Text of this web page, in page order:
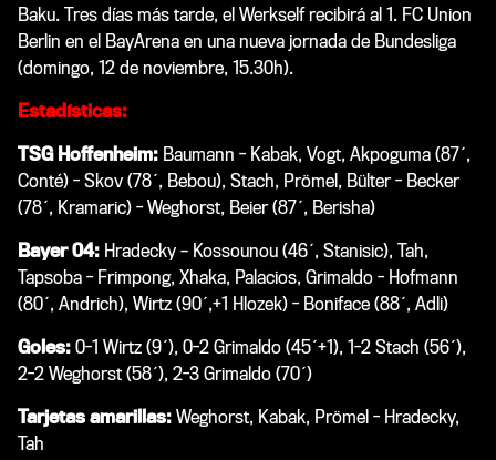
Baku. Tres días más tarde, el Werkself recibirá al 1. FC Union
Berlin en el BayArena en una nueva jornada de Bundesliga
(domingo, 12 de noviembre, 15.30h).
Estadísticas:
TSG Hoffenheim: Baumann - Kabak, Vogt, Akpoguma (87´,
Conté) - Skov (78´, Bebou), Stach, Prömel, Bülter - Becker
(78´, Kramaric) - Weghorst, Beier (87´, Berisha)
Bayer 04: Hradecky – Kossounou (46´, Stanisic), Tah,
Tapsoba - Frimpong, Xhaka, Palacios, Grimaldo - Hofmann
(80´, Andrich), Wirtz (90´,+1 Hlozek) - Boniface (88´, Adli)
Goles: 0-1 Wirtz (9´), 0-2 Grimaldo (45´+1), 1-2 Stach (56´),
2-2 Weghorst (58´), 2-3 Grimaldo (70´)
Tarjetas amarillas: Weghorst, Kabak, Prömel - Hradecky,
Tah